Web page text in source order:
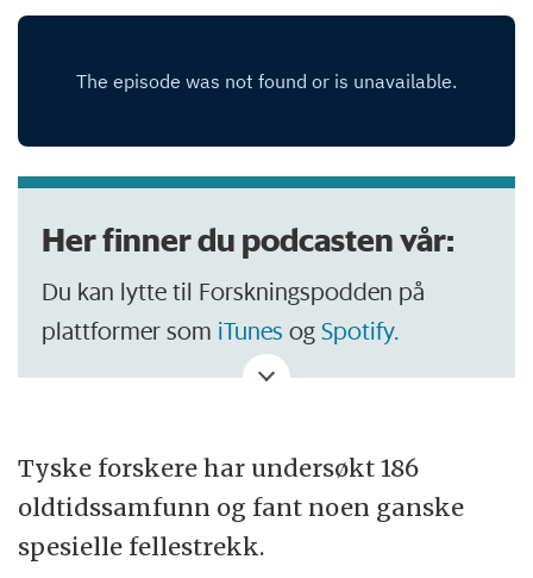
Her finner du podcasten vår:
Du kan lytte til Forskningspodden på
plattformer som iTunes ogSpotify.
Tyske forskere har undersøkt 186
oldtidssamfunn og fant noen ganske
spesielle fellestrekk.